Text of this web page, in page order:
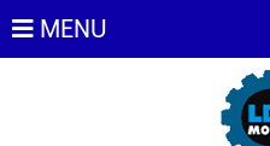
MENU